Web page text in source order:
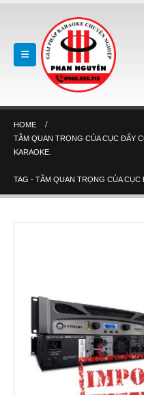
HOME
TẦM QUAN TRỌNG CỦA CỤC ĐẨY
KARAOKE.
TAG - TẦM QUAN TRỌNG CỦA CỤC